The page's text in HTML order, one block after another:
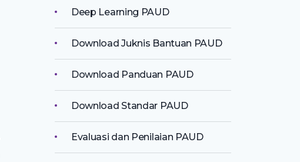
Deep Learning PAUD
Download Juknis Bantuan PAUD
Download Panduan PAUD
Download Standar PAUD
Evaluasi dan Penilaian PAUD